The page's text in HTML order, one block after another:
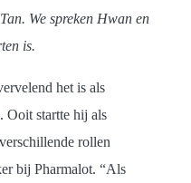
We spreken Hwan en
is.
het is als
Ooit startte hij als
rollen
bij Pharmalot. “Als